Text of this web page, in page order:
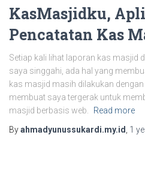
KasMasjidku,
Pencatatan Kas
Setiap kali lihat laporan kas masjid
saya singgahi, ada hal yang
kas masjid masih dilakukan
membuat saya tergerak untuk
masjid berbasis web.
Read more
Byahmadyunussukardi.my.id 1